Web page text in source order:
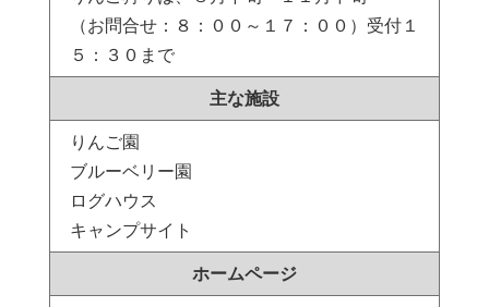
（お問合せ：８：００～１７：００）受付１
５：３０まで
主な施設
りんご園
ブルーベリー園
ログハウス
キャンプサイト
ホームページ